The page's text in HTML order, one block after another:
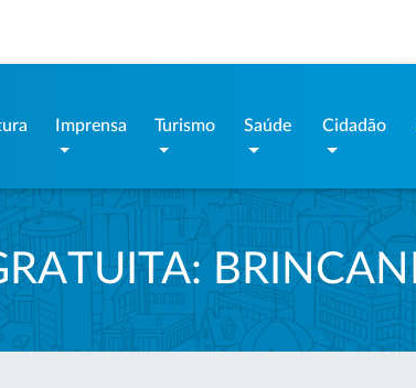
Imprensa Turismo Saúde Cidadão